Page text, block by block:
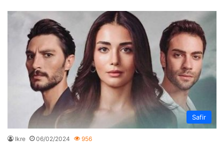
Safir
Ikre 06/02/2024 956